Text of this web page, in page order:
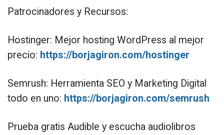
Patrocinadores y Recursos:
Hostinger: Mejor hosting WordPress al mejor
precio: https://borjagiron.com/hostinger
Semrush: Herramienta SEO y Marketing Digital
todo en uno: https://borjagiron.com/semrush
Prueba gratis Audible y escucha audiolibros